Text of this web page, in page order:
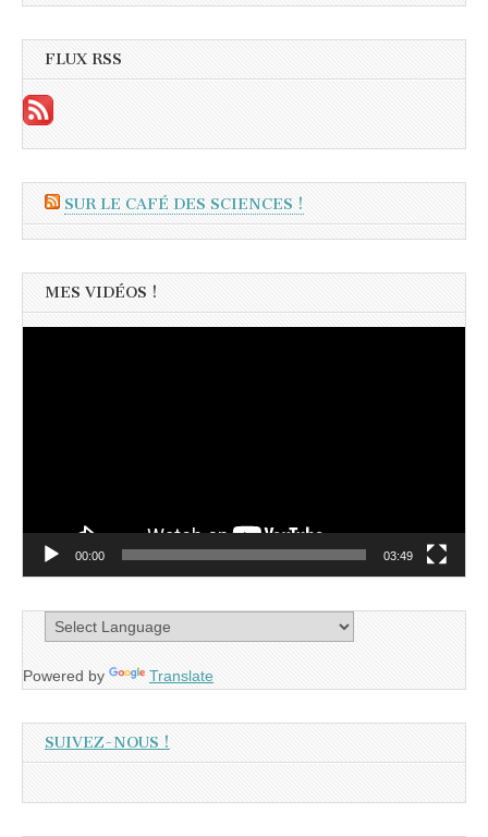
FLUX RSS
SUR LE CAFÉ DES SCIENCES !
MES VIDÉOS !
00:00 03:49
Powered by Translate
SUIVEZ-NOUS !